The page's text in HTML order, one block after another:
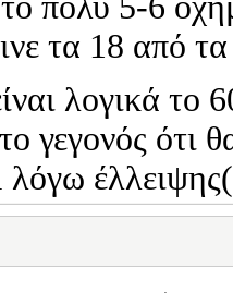
τα 18 από
λογικά το
γεγονός ότι
λόγω